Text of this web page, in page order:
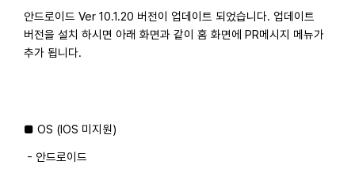
안드로이드 Ver 10.1.20 버전이 업데이트 되었습니다. 업데이트
버전을 설치 하시면 아래 화면과 같이 홈 화면에 PR메시지 메뉴가
추가 됩니다.
■ OS (IOS 미지원)
- 안드로이드